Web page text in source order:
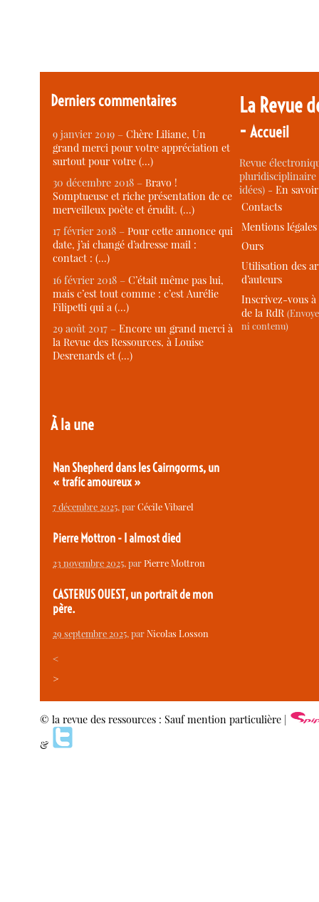
Derniers commentaires
9 janvier 2019 –Chère Liliane, Un
grand merci pour votre appréciation et
surtout pour votre (…)
30 décembre 2018 –Bravo !
Somptueuse et riche présentation de ce
merveilleux poète et érudit. (…)
17 février 2018 –Pour cette annonce qui
date, j’ai changé d’adresse mail :
contact : (…)
16 février 2018 –C’était même pas lui,
mais c’est tout comme : c’est Aurélie
Filipetti qui a (…)
29 août 2017 –Encore un grand merci à
la Revue des Ressources, à Louise
Desrenards et (…)
À la une
Nan Shepherd dans les Cairngorms, un
« trafic amoureux »
7 décembre 2025, parCécile Vibarel
Pierre Mottron - I almost died
23 novembre 2025, parPierre Mottron
CASTERUS OUEST, un portrait de mon
père.
29 septembre 2025, parNicolas Losson
<
>
La Revue
-Accueil
Revue
idées) -En
Contacts
Mentions légales
Ours
Utilisation des
d’auteurs
Inscrivez-vous
de la RdR
ni contenu)
© la revue des ressources : Sauf mention particulière |
&